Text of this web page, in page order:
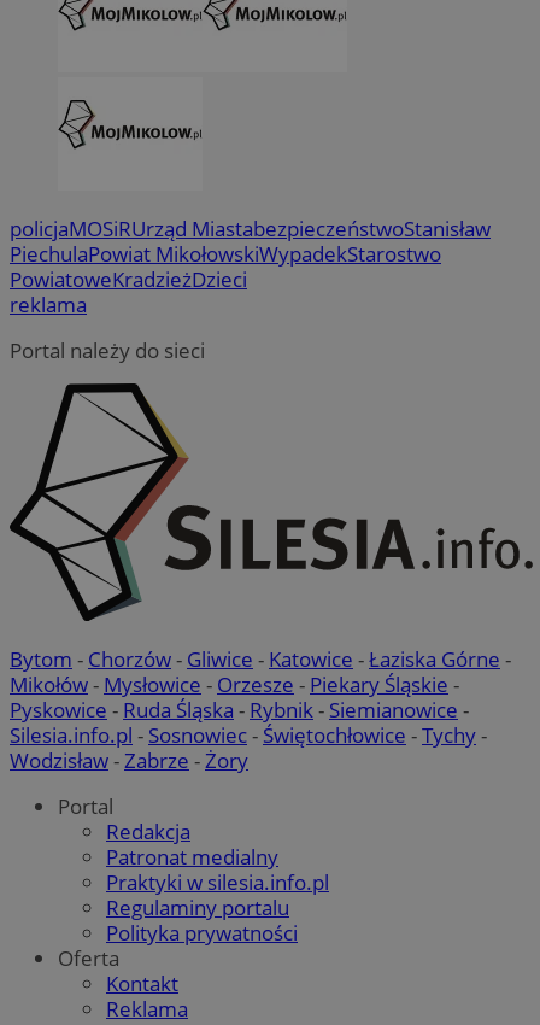
policjaMOSiRUrząd MiastabezpieczeństwoStanisław
PiechulaPowiat MikołowskiWypadekStarostwo
PowiatoweKradzieżDzieci
reklama
Portal należy do sieci
Bytom - Chorzów- Gliwice - Katowice -Łaziska Górne -
Mikołów- Mysłowice - Orzesze - Piekary Śląskie -
Pyskowice - Ruda Śląska - Rybnik- Siemianowice -
Silesia.info.pl - Sosnowiec- Świętochłowice -Tychy-
Wodzisław-Zabrze -Żory
Portal
Redakcja
Patronat medialny
Praktyki w silesia.info.pl
Regulaminy portalu
Polityka prywatności
Oferta
Kontakt
Reklama